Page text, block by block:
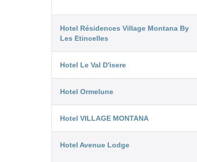
Hotel Résidences Village Montana By
Les Etincelles
Hotel Le Val D'isere
Hotel Ormelune
Hotel VILLAGE MONTANA
Hotel Avenue Lodge